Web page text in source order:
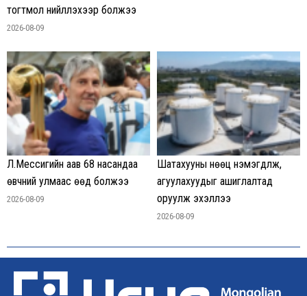
тогтмол нийлүүлэхээр болжээ
2026-08-09
Л.Мессигийн аав 68 насандаа
өвчний улмаас өөд болжээ
2026-08-09
Шатахууны нөөц нэмэгдүүлж,
агуулахуудыг ашиглалтад
оруулж эхэллээ
2026-08-09